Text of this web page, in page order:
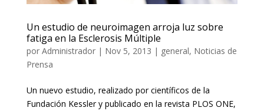
Un estudio de neuroimagen arroja luz sobre
fatiga en la Esclerosis Múltiple
por Administrador| Nov 5, 2013 | general, Noticias de
Prensa
Un nuevo estudio, realizado por científicos de la
Fundación Kessler y publicado en la revista PLOS ONE,